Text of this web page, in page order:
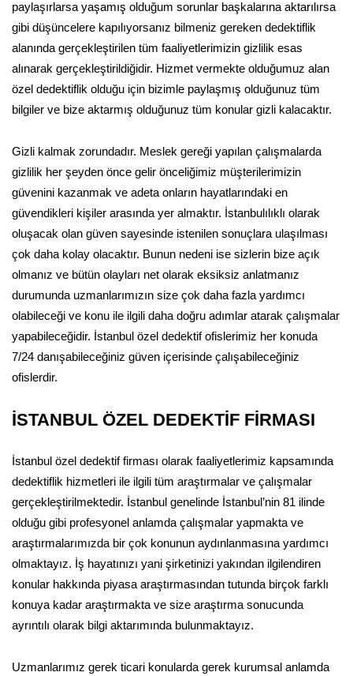
paylaşırlarsa yaşamış olduğum sorunlar başkalarına aktarılırsa
gibi düşüncelere kapılıyorsanız bilmeniz gereken dedektiflik
alanında gerçekleştirilen tüm faaliyetlerimizin gizlilik esas
alınarak gerçekleştirildiğidir. Hizmet vermekte olduğumuz alan
özel dedektiflik olduğu için bizimle paylaşmış olduğunuz tüm
bilgiler ve bize aktarmış olduğunuz tüm konular gizli kalacaktır.
Gizli kalmak zorundadır. Meslek gereği yapılan çalışmalarda
gizlilik her şeyden önce gelir önceliğimiz müşterilerimizin
güvenini kazanmak ve adeta onların hayatlarındaki en
güvendikleri kişiler arasında yer almaktır. İstanbulılıklı olarak
oluşacak olan güven sayesinde istenilen sonuçlara ulaşılması
çok daha kolay olacaktır. Bunun nedeni ise sizlerin bize açık
olmanız ve bütün olayları net olarak eksiksiz anlatmanız
durumunda uzmanlarımızın size çok daha fazla yardımcı
olabileceği ve konu ile ilgili daha doğru adımlar atarak çalışmalar
yapabileceğidir. İstanbul özel dedektif ofislerimiz her konuda
7/24 danışabileceğiniz güven içerisinde çalışabileceğiniz
ofislerdir.
İSTANBUL ÖZEL DEDEKTİF FİRMASI
İstanbul özel dedektif firması olarak faaliyetlerimiz kapsamında
dedektiflik hizmetleri ile ilgili tüm araştırmalar ve çalışmalar
gerçekleştirilmektedir. İstanbul genelinde İstanbul’nin 81 ilinde
olduğu gibi profesyonel anlamda çalışmalar yapmakta ve
araştırmalarımızda bir çok konunun aydınlanmasına yardımcı
olmaktayız. İş hayatınızı yani şirketinizi yakından ilgilendiren
konular hakkında piyasa araştırmasından tutunda birçok farklı
konuya kadar araştırmakta ve size araştırma sonucunda
ayrıntılı olarak bilgi aktarımında bulunmaktayız.
Uzmanlarımız gerek ticari konularda gerek kurumsal anlamda